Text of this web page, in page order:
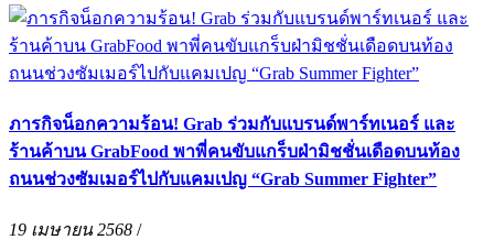
ภารกิจน็อกความร้อน! Grab ร่วมกับแบรนด์พาร์ทเนอร์ และ
ร้านค้าบน GrabFood พาพี่คนขับแกร็บฝ่ามิชชั่นเดือดบนท้อง
ถนนช่วงซัมเมอร์ไปกับแคมเปญ “Grab Summer Fighter”
19 เมษายน 2568 /